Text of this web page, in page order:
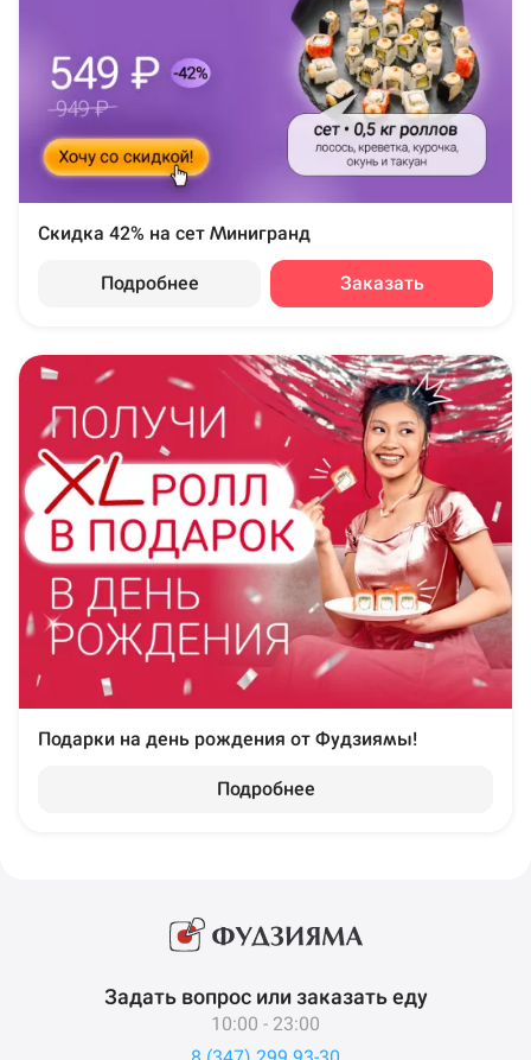
Скидка 42% на сет Минигранд
Подробнее Заказать
Подарки на день рождения от Фудзиямы!
Подробнее
Задать вопрос или заказать еду
10:00 - 23:00